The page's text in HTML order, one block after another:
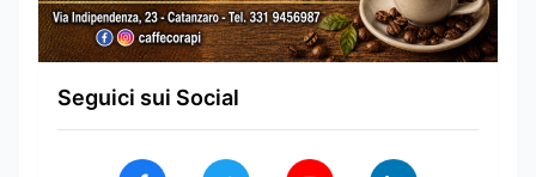
Seguici sui Social